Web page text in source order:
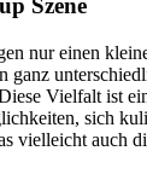
Szene
nur einen
ganz
Vielfalt ist
sich
vielleicht auch